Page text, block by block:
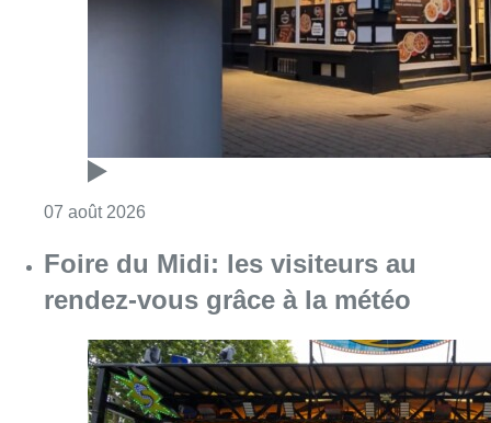
07 août 2026
Foire du Midi: les visiteurs au
rendez-vous grâce à la météo